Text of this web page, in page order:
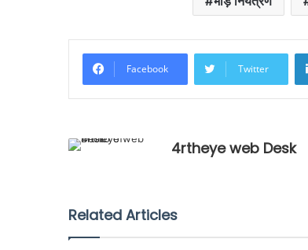
Facebook Twitter
4rtheye web Desk
Related Articles